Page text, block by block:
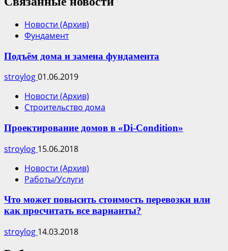
Новости (Архив)
Фундамент
Подъём дома и замена фундамента
stroylog01.06.2019
Новости (Архив)
Строительство дома
Проектирование домов в «Di-Сondition»
stroylog 15.06.2018
Новости (Архив)
Работы/Услуги
Что может повысить стоимость перевозки или
как просчитать все варианты?
stroylog 14.03.2018